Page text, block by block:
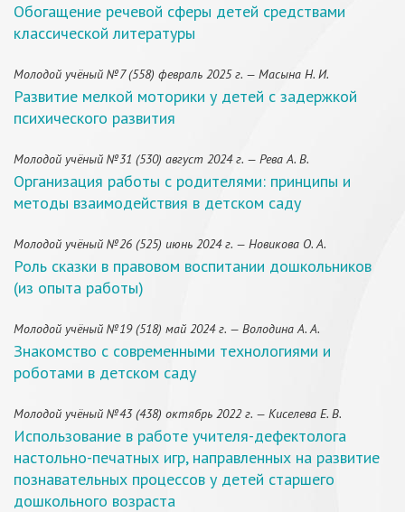
Обогащение речевой сферы детей средствами
классической литературы
Молодой учёный №7 (558) февраль 2025 г. — Масына Н. И.
Развитие мелкой моторики у детей с задержкой
психического развития
Молодой учёный №31 (530) август 2024 г. — Рева А. В.
Организация работы с родителями: принципы и
методы взаимодействия в детском саду
Молодой учёный №26 (525) июнь 2024 г. — Новикова О. А.
Роль сказки в правовом воспитании дошкольников
(из опыта работы)
Молодой учёный №19 (518) май 2024 г. — Володина А. А.
Знакомство с современными технологиями и
роботами в детском саду
Молодой учёный №43 (438) октябрь 2022 г. — Киселева Е. В.
Использование в работе учителя-дефектолога
настольно-печатных игр, направленных на развитие
познавательных процессов у детей старшего
дошкольного возраста